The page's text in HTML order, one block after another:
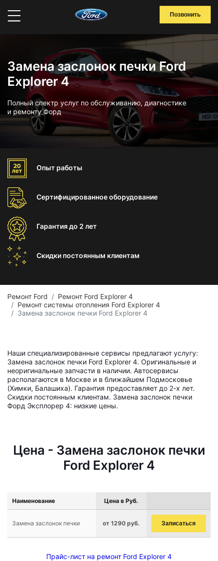
Позвонить
Замена заслонок печки Ford
Explorer 4
Полный спектр услуг по обслуживанию, диагностике
и ремонту Форд
Опыт работы
Сертифицированноеоборудование
Гарантиядо 2 лет
Скидки постоянным клиентам
Ремонт Ford
Ремонт Ford Explorer 4
Ремонт системы отопления Ford Explorer 4
Замена заслонок печки Ford Explorer 4
Наши специализированные сервисы предлагают услугу:
Замена заслонок печки Ford Explorer 4. Оригинальные и
неоригинальные запчасти в наличии. Автосервисы
располагаются в Москве и в ближайшем Подмосковье
(Химки, Балашиха). Гарантия предоставляет до 2-х лет.
Скидки постоянным клиентам. Замена заслонок печки
Форд Эксплорер 4: низкие цены.
Цена - Замена заслонок печки
Ford Explorer 4
Наименование Цена в Руб.
Замена заслонок печки от 1290 руб. Записаться
Прайс-лист на ремонт Ford Explorer 4